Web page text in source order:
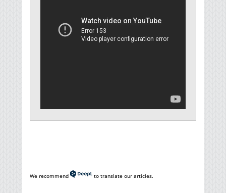
We recommend to translate our articles.